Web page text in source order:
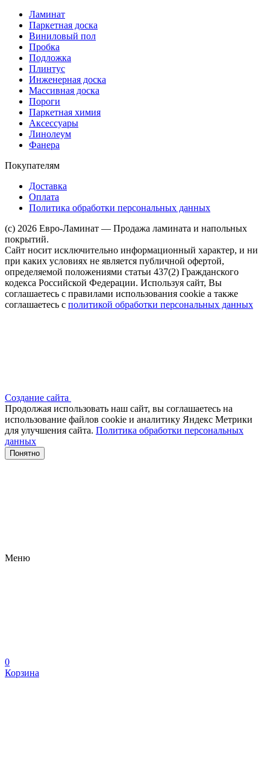
Ламинат
Паркетная доска
Виниловый пол
Пробка
Подложка
Плинтус
Инженерная доска
Массивная доска
Пороги
Паркетная химия
Аксессуары
Линолеум
Фанера
Покупателям
Доставка
Оплата
Политика обработки персональных данных
(c) 2026 Евро-Ламинат — Продажа ламината и напольных
покрытий.
Сайт носит исключительно информационный характер, и ни
при каких условиях не является публичной офертой,
определяемой положениями статьи 437(2) Гражданского
кодекса Российской Федерации. Используя сайт, Вы
соглашаетесь с правилами использования cookie а также
соглашаетесь с политикой обработки персональных данных
Создание сайта
Продолжая использовать наш сайт, вы соглашаетесь на
использование файлов сооkіе и аналитику Яндекс Метрики
для улучшения сайта. Политика обработки персональных
данных
Понятно
Меню
0
Корзина